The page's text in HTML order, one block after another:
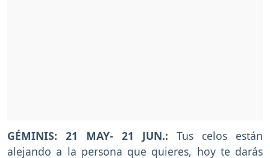
GÉMINIS: 21 MAY- 21 JUN.: Tus celos están
alejando a la persona que quieres, hoy te darás